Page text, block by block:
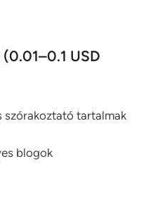
USD
szórakoztató tartalmak
blogok